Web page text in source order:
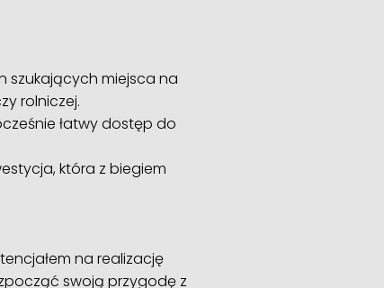
szukających miejsca na
rolniczej.
łatwy dostęp do
która z biegiem
na realizację
swoją przygodę z